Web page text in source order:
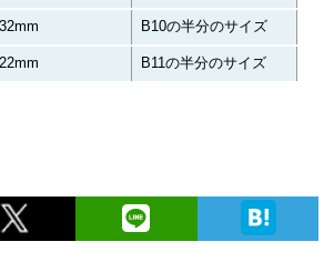
B10の半分のサイズ
B11の半分のサイズ